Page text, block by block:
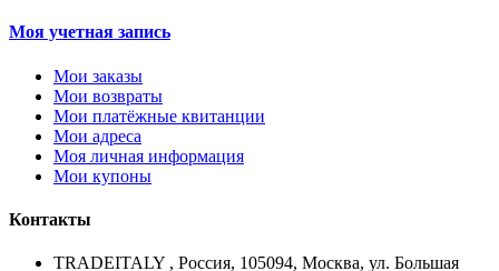
Моя учетная запись
Мои заказы
Мои возвраты
Мои платёжные квитанции
Мои адреса
Моя личная информация
Мои купоны
Контакты
TRADEITALY , Россия, 105094, Москва, ул. Большая